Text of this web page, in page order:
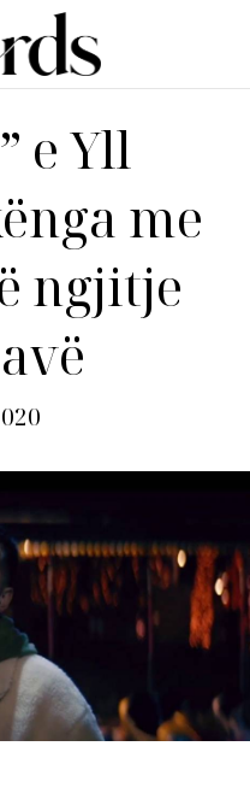
e Yll
me
ngjitje